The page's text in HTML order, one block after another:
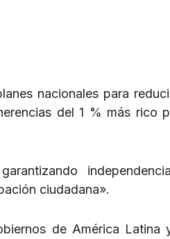
nacionales para
del 1 % más rico
ciudadana».
de América Latina